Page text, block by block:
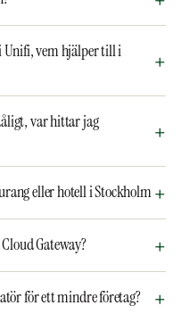
vem hjälper till i
var hittar jag
eller hotell i Stockholm
Gateway?
för ett mindre företag?